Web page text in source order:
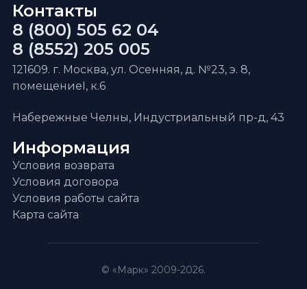
Информация
Условия возврата
Условия договора
Условия работы сайта
Карта сайта
Контакты
8 (800) 505 62 04
8 (8552) 205 005
121609. г. Москва, ул. Осенняя, д. №23, э. 8,
помещениеI, к.6
Набережные Челны, Индустриальный пр-д, 43
© «Марк» 2009-2026.